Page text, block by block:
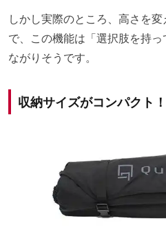
しかし実際のところ、高さを
で、この機能は「選択肢を持
ながりそうです。
収納サイズがコンパクト！